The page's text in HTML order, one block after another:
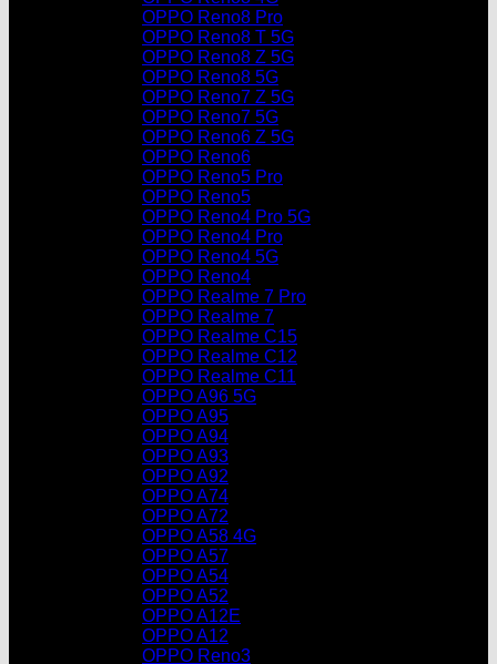
OPPO Reno8 Pro
OPPO Reno8 T 5G
OPPO Reno8 Z 5G
OPPO Reno8 5G
OPPO Reno7 Z 5G
OPPO Reno7 5G
OPPO Reno6 Z 5G
OPPO Reno6
OPPO Reno5 Pro
OPPO Reno5
OPPO Reno4 Pro 5G
OPPO Reno4 Pro
OPPO Reno4 5G
OPPO Reno4
OPPO Realme 7 Pro
OPPO Realme 7
OPPO Realme C15
OPPO Realme C12
OPPO Realme C11
OPPO A96 5G
OPPO A95
OPPO A94
OPPO A93
OPPO A92
OPPO A74
OPPO A72
OPPO A58 4G
OPPO A57
OPPO A54
OPPO A52
OPPO A12E
OPPO A12
OPPO Reno3